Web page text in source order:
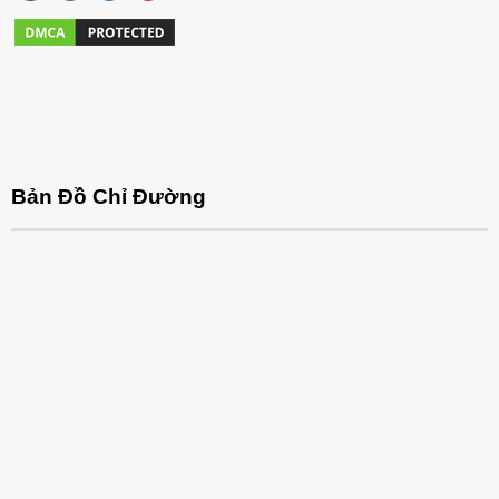
bạn. Trong một quán cà phê hay nhà hàng, ghế có thể tạo
Đối với showroom, ghế có thể tạo ra những khu vực trưng
bày đặc biệt, giúp khách hàng dễ dàng tiếp cận các sản
Bản Đồ Chỉ Đường